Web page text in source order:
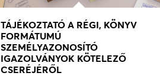
TÁJÉKOZTATÓ A RÉGI, KÖNYV
FORMÁTUMÚ
SZEMÉLYAZONOSÍTÓ
IGAZOLVÁNYOK KÖTELEZŐ
CSERÉJÉRŐL